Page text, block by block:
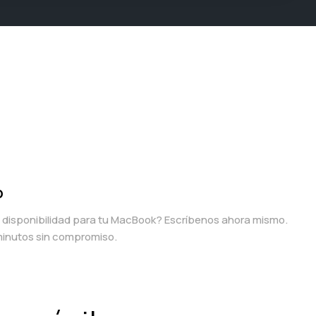
para tu MacBook? Escríbenos ahora mismo.
sin compromiso.